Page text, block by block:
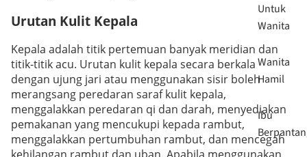
Untuk
Wanita
Wanita
Hamil
Ibu
Urutan Kulit Kepala
Kepala adalah titik pertemuan banyak meridian dan
titik-titik acu. Urutan kulit kepala secara berkala
dengan ujung jari atau menggunakan sisir boleh
merangsang peredaran saraf kulit kepala,
menggalakkan peredaran qi dan darah, menyediakan
pemakanan yang mencukupi kepada rambut,
menggalakkan pertumbuhan rambut, dan mencegah